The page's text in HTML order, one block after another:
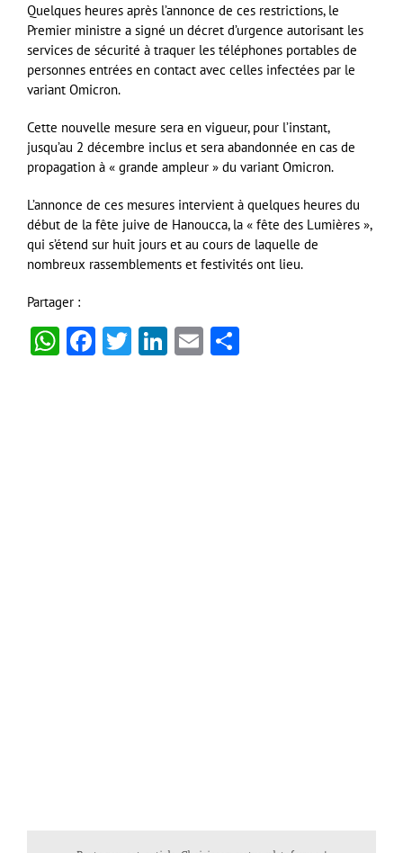
Quelques heures après l’annonce de ces restrictions, le
Premier ministre a signé un décret d’urgence autorisant les
services de sécurité à traquer les téléphones portables de
personnes entrées en contact avec celles infectées par le
variant Omicron.
Cette nouvelle mesure sera en vigueur, pour l’instant,
jusqu’au 2 décembre inclus et sera abandonnée en cas de
propagation à « grande ampleur » du variant Omicron.
L’annonce de ces mesures intervient à quelques heures du
début de la fête juive de Hanoucca, la « fête des Lumières »,
qui s’étend sur huit jours et au cours de laquelle de
nombreux rassemblements et festivités ont lieu.
Partager :
WhatsApp
Facebook
Twitter
LinkedIn
Email